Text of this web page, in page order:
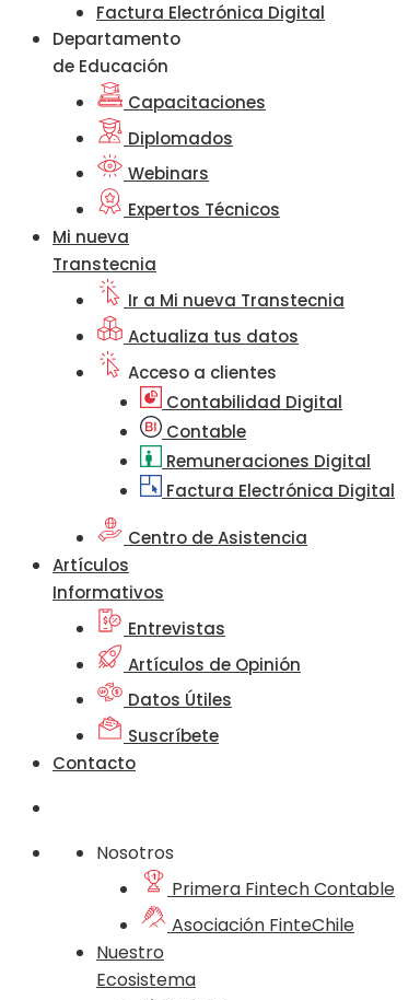
Factura Electrónica Digital
Departamento
de Educación
Capacitaciones
Diplomados
Webinars
Expertos Técnicos
Mi nueva
Transtecnia
Ir a Mi nueva Transtecnia
Actualiza tus datos
Acceso a clientes
Contabilidad Digital
Contable
Remuneraciones Digital
Factura Electrónica Digital
Centro de Asistencia
Artículos
Informativos
Entrevistas
Artículos de Opinión
Datos Útiles
Suscríbete
Contacto
Nosotros
Primera Fintech Contable
Asociación FinteChile
Nuestro
Ecosistema